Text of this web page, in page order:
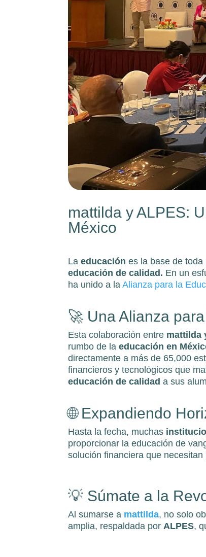
mattilda y ALPES:
México
Laeducación es la base de
educación de calidad. En un
ha unido a laAlianza para la
🚀 Una Alianza
Esta colaboración entre mattilda
rumbo de laeducación en
directamente a más de 65,000
financieros y tecnológicos que
educación de calidad a sus
🌐 Expandiendo
Hasta la fecha, muchas
proporcionar la educación de
solución financiera que
💡 Súmate a la
Al sumarse a mattilda, no solo
amplia, respaldada porALPES,